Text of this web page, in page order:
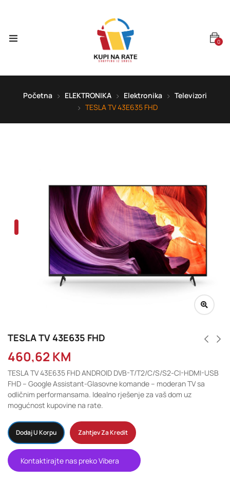
0
Početna ELEKTRONIKA Elektronika
Televizori
TESLA TV 43E635 FHD
TESLA TV 43E635 FHD
460,62 KM
TESLA TV 43E635 FHD ANDROID DVB-T/T2/C/S/S2-CI-HDMI-USB
FHD – Google Assistant-Glasovne komande – moderan TV sa
odličnim performansama. Idealno rješenje za vaš dom uz
mogućnost kupovine na rate.
Dodaj U Korpu Zahtjev Za Kredit
Kontaktirajte nas preko Vibera